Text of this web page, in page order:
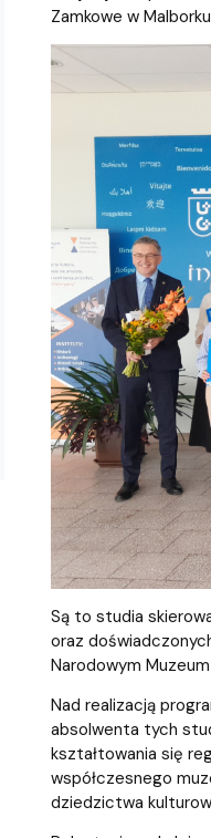
Zamkowe w
Są to studia
oraz
Narodowym
Nad realizacją
absolwenta tych
kształtowania się
współczesnego
dziedzictwa